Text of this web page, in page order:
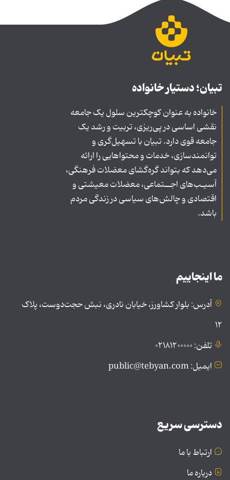
تبیان؛ دستیار خانواده
خانواده به عنوان کوچکترین سلول یک جامعه
نقشی اساسی در پی‌ریزی، تربیت و رشد یک
جامعه قوی دارد. تبیان با تسهیل‌گری و
توانمندسازی، خدمات و محتواهایی را ارائه
می‌دهد که بتواند گره‌گشای معضلات فرهنگی،
آسیـب‌های اجــتماعی، معضلات معیشتی و
اقتصادی و چالش‌های سیاسی در زندگی مردم
باشد.
ما اینجاییم
آدرس: بلوار کشاورز، خیابان نادری، نبش حجت‌دوست، پلاک
۱۲
تلفن: ۰۲۱۸۱۲۰۰۰۰۰
ایمیل: public@tebyan.com
دسترسی سریع
ارتباط با ما
درباره ما